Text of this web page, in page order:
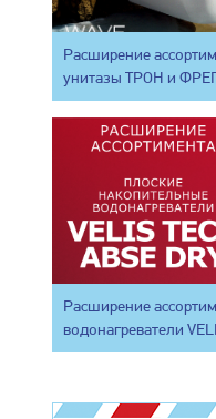
Расширение
унитазы ТРОН и
Расширение
водонагреватели